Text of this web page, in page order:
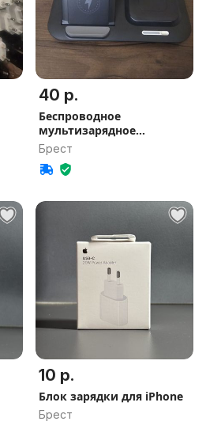
40 р.
Беспроводное
мультизарядное
устройство PROTOS
Брест
10 р.
Блок зарядки для iPhone
Брест